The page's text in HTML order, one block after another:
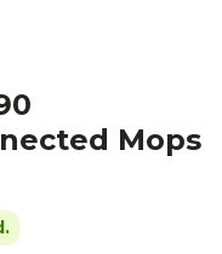
Mops